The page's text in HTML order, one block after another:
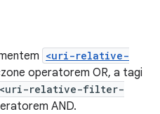
<uri-relative-
operatorem OR, a tagi
<uri-relative-filter-
AND.